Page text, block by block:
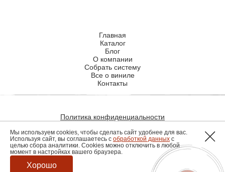
Главная
Каталог
Блог
О компании
Собрать систему
Все о виниле
Контакты
Политика конфиденциальности
Политика использования файлов cookie
© 2026, hiendmusic.ru. все права защищены
Мы используем cookies, чтобы сделать сайт удобнее для вас.
Используя сайт, вы соглашаетесь с обработкой данных с
целью сбора аналитики. Cookies можно отключить в любой
момент в настройках вашего браузера.
Хорошо